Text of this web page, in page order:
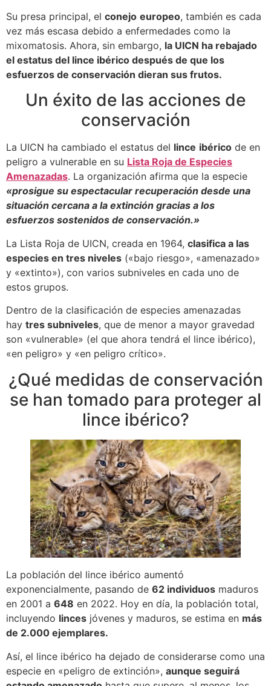
Su presa principal, el conejo europeo, también es cada
vez más escasa debido a enfermedades como la
mixomatosis. Ahora, sin embargo, la UICN ha rebajado
el estatus del lince ibérico después de que los
esfuerzos de conservación dieran sus frutos.
Un éxito de las acciones de
conservación
La UICN ha cambiado el estatus del lince ibérico de en
peligro a vulnerable en su Lista Roja de Especies
Amenazadas. La organización afirma que la especie
«prosigue su espectacular recuperación desde una
situación cercana a la extinción gracias a los
esfuerzos sostenidos de conservación.»
La Lista Roja de UICN, creada en 1964, clasifica a las
especies en tres niveles («bajo riesgo», «amenazado»
y «extinto»), con varios subniveles en cada uno de
estos grupos.
Dentro de la clasificación de especies amenazadas
hay tres subniveles, que de menor a mayor gravedad
son «vulnerable» (el que ahora tendrá el lince ibérico),
«en peligro» y «en peligro crítico».
¿Qué medidas de conservación
se han tomado para proteger al
lince ibérico?
La población del lince ibérico aumentó
exponencialmente, pasando de 62 individuos maduros
en 2001 a 648 en 2022. Hoy en día, la población total,
incluyendo linces jóvenes y maduros, se estima en más
de 2.000 ejemplares.
Así, el lince ibérico ha dejado de considerarse como una
especie en «peligro de extinción», aunque seguirá